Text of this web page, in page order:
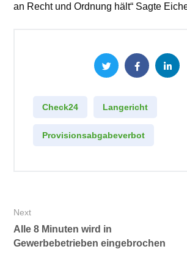
an Recht und Ordnung hält“ Sagte
Check24 Langericht
Provisionsabgabeverbot
Next
Alle 8 Minuten wird in
Gewerbebetrieben eingebrochen